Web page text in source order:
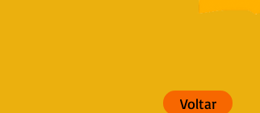
Voltar